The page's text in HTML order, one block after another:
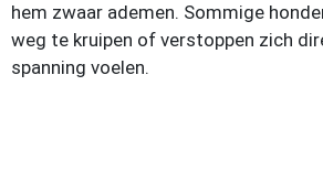
hem zwaar ademen. Sommige
weg te kruipen of verstoppen zich
spanning voelen.